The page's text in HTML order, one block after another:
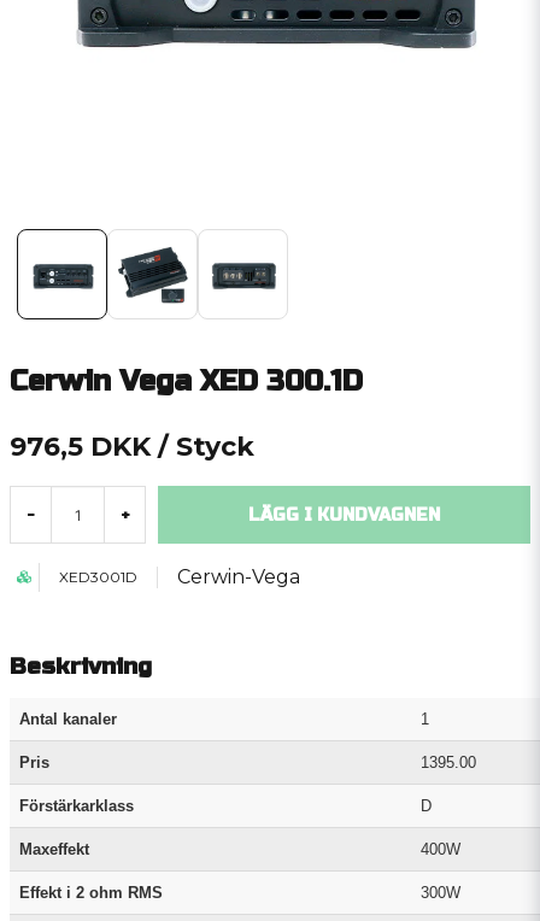
Cerwin Vega XED 300.1D
976,5 DKK / Styck
- + LÄGG I KUNDVAGNEN
XED3001D Cerwin-Vega
Beskrivning
Antal kanaler 1
Pris 1395.00
Förstärkarklass D
Maxeffekt 400W
Effekt i 2 ohm RMS 300W